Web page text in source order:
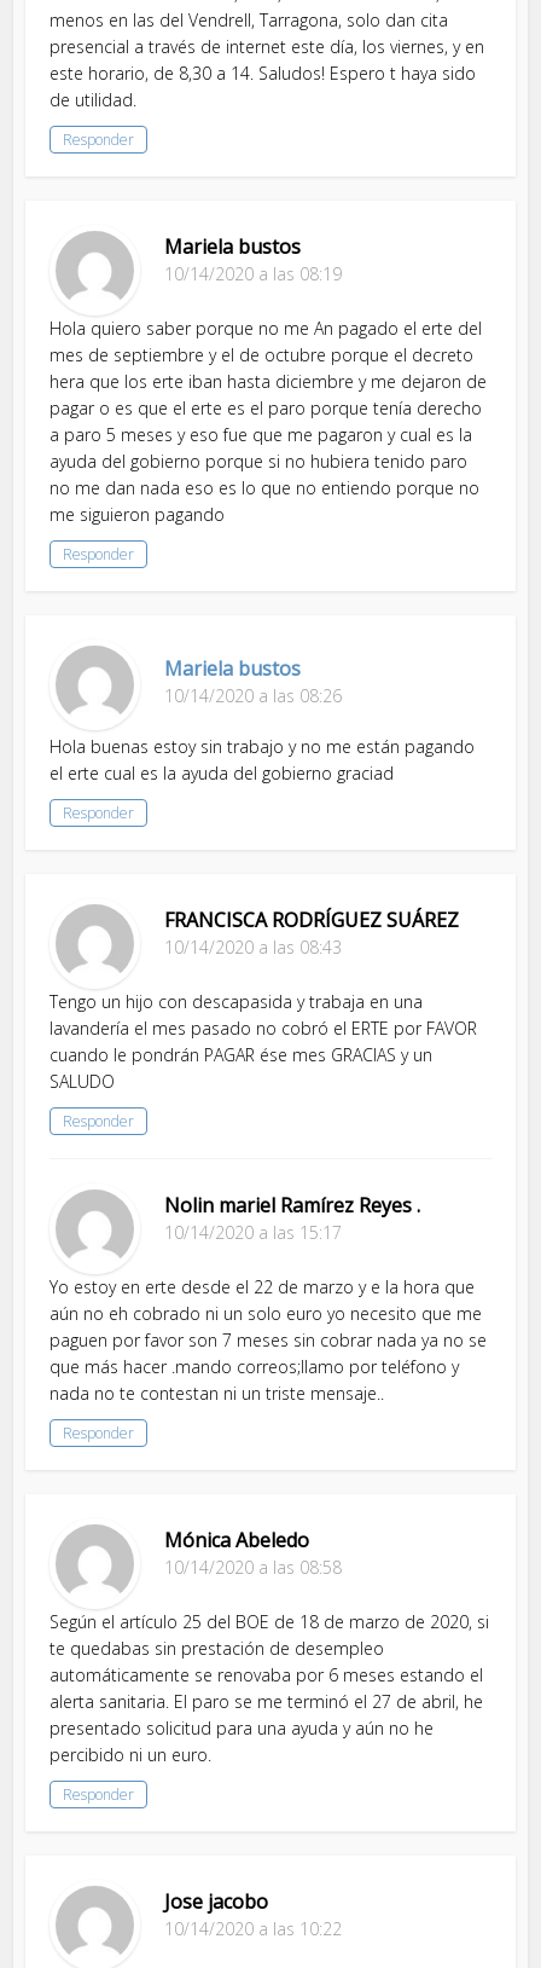
menos en las del Vendrell, Tarragona, solo dan cita
presencial a través de internet este día, los viernes, y en
este horario, de 8,30 a 14. Saludos! Espero t haya sido
de utilidad.
Responder
Mariela bustos
10/14/2020 a las 08:19
Hola quiero saber porque no me An pagado el erte del
mes de septiembre y el de octubre porque el decreto
hera que los erte iban hasta diciembre y me dejaron de
pagar o es que el erte es el paro porque tenía derecho
a paro 5 meses y eso fue que me pagaron y cual es la
ayuda del gobierno porque si no hubiera tenido paro
no me dan nada eso es lo que no entiendo porque no
me siguieron pagando
Responder
Mariela bustos
10/14/2020 a las 08:26
Hola buenas estoy sin trabajo y no me están pagando
el erte cual es la ayuda del gobierno graciad
Responder
FRANCISCA RODRÍGUEZ SUÁREZ
10/14/2020 a las 08:43
Tengo un hijo con descapasida y trabaja en una
lavandería el mes pasado no cobró el ERTE por FAVOR
cuando le pondrán PAGAR ése mes GRACIAS y un
SALUDO
Responder
Nolin mariel Ramírez Reyes .
10/14/2020 a las 15:17
Yo estoy en erte desde el 22 de marzo y e la hora que
aún no eh cobrado ni un solo euro yo necesito que me
paguen por favor son 7 meses sin cobrar nada ya no se
que más hacer .mando correos;llamo por teléfono y
nada no te contestan ni un triste mensaje..
Responder
Mónica Abeledo
10/14/2020 a las 08:58
Según el artículo 25 del BOE de 18 de marzo de 2020, si
te quedabas sin prestación de desempleo
automáticamente se renovaba por 6 meses estando el
alerta sanitaria. El paro se me terminó el 27 de abril, he
presentado solicitud para una ayuda y aún no he
percibido ni un euro.
Responder
Jose jacobo
10/14/2020 a las 10:22